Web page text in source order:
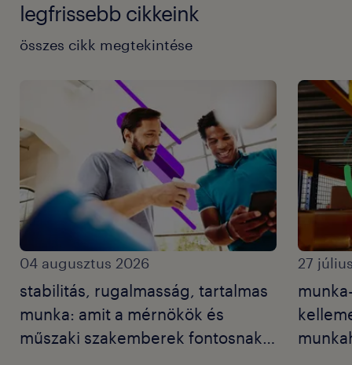
legfrissebb cikkeink
összes cikk megtekintése
04 augusztus 2026
stabilitás, rugalmasság, tartalmas
munka: amit a mérnökök és
műszaki szakemberek fontosnak
27